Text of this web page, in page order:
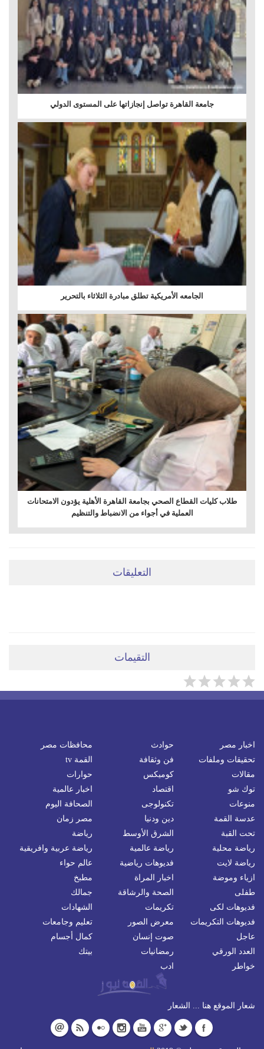
جامعة القاهرة تواصل إنجازاتها على المستوى الدولي
الجامعه الأمريكية تطلق مبادرة الثلاثاء بالتحرير
طلاب كليات القطاع الصحي بجامعة القاهرة الأهلية يؤدون الامتحانات
العملية في أجواء من الانضباط والتنظيم
التعليقات
التقيمات
اخبار مصر حوادث
محافظات مصر
تحقيقات وملفات
فن وثقافة
القمة tv
مقالات
كوميكس
حوارات
توك شو
اقتصاد
اخبار عالمية
منوعات
تكنولوجى
الصحافة اليوم
عدسة القمة
دين ودنيا
مصر زمان
تحت القبة
الشرق الأوسط
رياضة
رياضة محلية
رياضة عالمية
رياضة عربية وافريقية
رياضة لايت
فديوهات رياضية
عالم حواء
ازياء وموضة
اخبار المراة
مطبخ
طفلى
الصحة والرشاقة
جمالك
فديوهات لكى
تكريمات
الشهادات
فديوهات التكريمات
معرض الصور
تعليم وجامعات
عاجل
صوت إنسان
كمال أجسام
العدد الورقي
رمضانيات
بيتك
خواطر
ادب
شعار الموقع هنا ... الشعار